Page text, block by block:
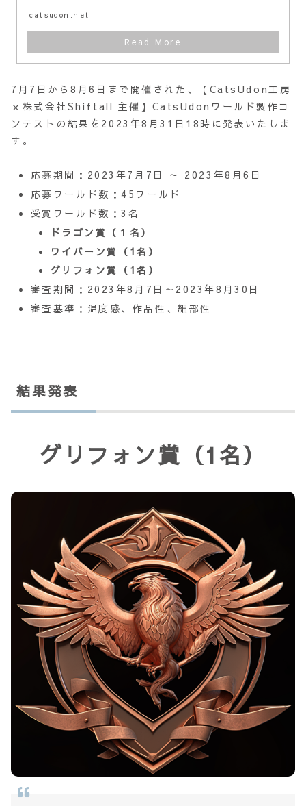
catsudon.net
7月7日から8月6日まで開催された、【CatsUdon工房
ｘ株式会社Shiftall 主催】CatsUdonワールド製作コ
ンテストの結果を2023年8月31日18時に発表いたしま
す。
応募期間：2023年7月7日 ～ 2023年8月6日
応募ワールド数：45ワールド
受賞ワールド数：3名
ドラゴン賞（１名）
ワイバーン賞（1名）
グリフォン賞（1名）
審査期間：2023年8月7日～2023年8月30日
審査基準：温度感、作品性、細部性
結果発表
グリフォン賞 （1名）